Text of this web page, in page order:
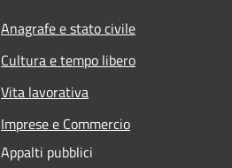
Anagrafe e stato civile
Cultura e tempo libero
Vita lavorativa
Imprese e Commercio
Appalti pubblici